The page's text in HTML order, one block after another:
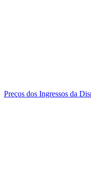
Preços dos Ingressos da